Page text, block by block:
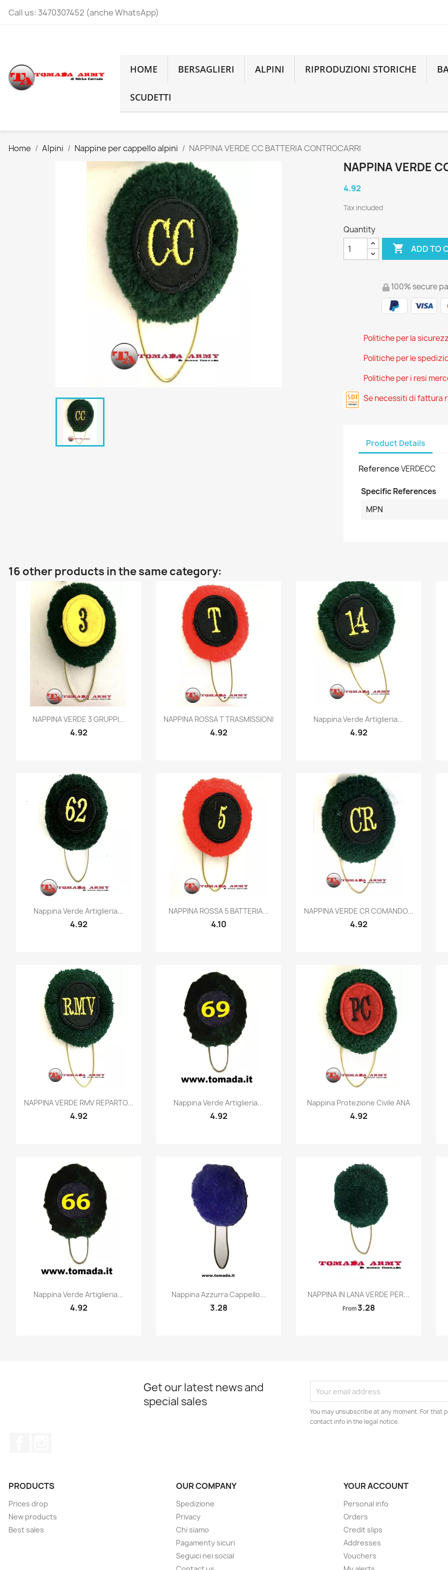
Call us: 3470307452 (anche WhatsApp)
HOME BERSAGLIERI ALPINI RIPRODUZIONI STORICHE
SCUDETTI
Home Alpini Nappine per cappello alpini NAPPINA VERDE CC BATTERIA CONTROCARRI
NAPPINA VERDE
4.92
Tax included
Quantity
 ADD TO
100% secure
Politiche per la
Politiche per le
Politiche per i resi
Se necessiti di fattura
Product Details
ReferenceVERDECC
Specific References
MPN
16 other products in the same category:
Quick view
NAPPINA VERDE 3 GRUPPI...
4.92
Quick view
NAPPINA ROSSA T TRASMISSIONI
4.92
Quick view
Nappina Verde Artiglieria...
4.92
Quick view
Nappina Verde Artiglieria...
4.92
Quick view
NAPPINA ROSSA 5 BATTERIA...
4.10
Quick view
NAPPINA VERDE CR COMANDO...
4.92
Quick view
NAPPINA VERDE RMV REPARTO...
4.92
Quick view
Nappina Verde Artiglieria...
4.92
Quick view
Nappina Protezione Civile ANA
4.92
Quick view
Nappina Verde Artiglieria...
4.92
Quick view
Nappina Azzurra Cappello...
3.28
Quick view
NAPPINA IN LANA VERDE PER...
From3.28
Get our latest news and
special sales
You may unsubscribe at any moment. For that
contact info in the legal notice.
PRODUCTS
Prices drop
New products
Best sales
OUR COMPANY
Spedizione
Privacy
Chi siamo
Pagamenty sicuri
Seguici nei social
YOUR ACCOUNT
Personal info
Orders
Credit slips
Addresses
Vouchers